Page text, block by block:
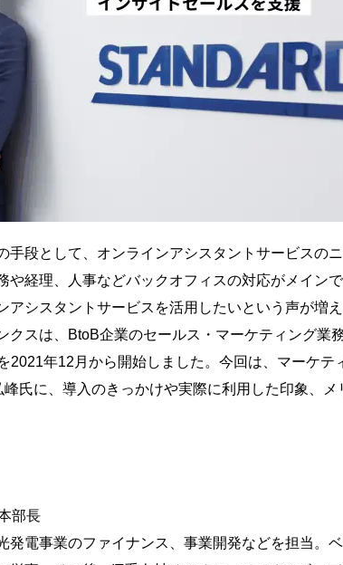
手段として、オンラインアシスタントサービスの
や経理、人事などバックオフィスの対応がメイン
シスタントサービスを活用したいという声が増え
クスは、BtoB企業のセールス・マーケティング業
2021年12月から開始しました。今回は、マーケ
氏に、導入のきっかけや実際に利用した印象、
部長
発電事業のファイナンス、事業開発などを担当。